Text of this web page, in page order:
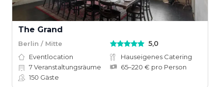
The Grand
Berlin / Mitte 5,0
Eventlocation
Hauseigenes Catering
7Veranstaltungsräume
65–220 € pro Person
150 Gäste